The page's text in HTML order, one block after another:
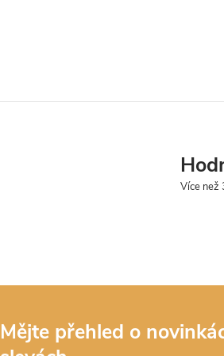
Mějte přehled o